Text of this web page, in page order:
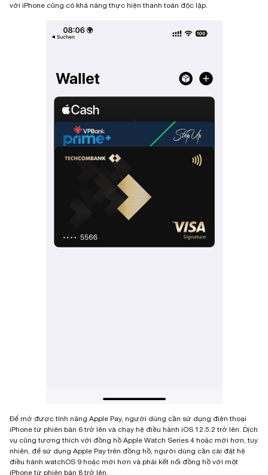
với iPhone cũng có khả năng thực hiện thanh toán độc lập.
Để mở được tính năng Apple Pay, người dùng cần sử dụng điện thoại
iPhone từ phiên bản 6 trở lên và chạy hệ điều hành iOS 12.5.2 trở lên. Dịch
vụ cũng tương thích với đồng hồ Apple Watch Series 4 hoặc mới hơn, tuy
nhiên, để sử dụng Apple Pay trên đồng hồ, người dùng cần cài đặt hệ
điều hành watchOS 9 hoặc mới hơn và phải kết nối đồng hồ với một
iPhone từ phiên bản 8 trở lên.